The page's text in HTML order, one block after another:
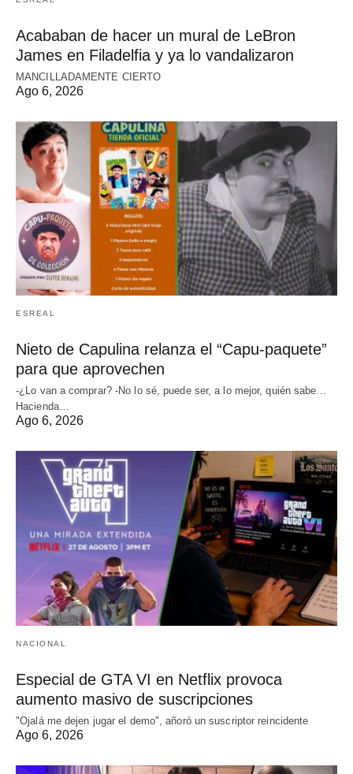
Acababan de hacer un mural de LeBron
James en Filadelfia y ya lo vandalizaron
MANCILLADAMENTE CIERTO
Ago 6, 2026
ESREAL
Nieto de Capulina relanza el “Capu-paquete”
para que aprovechen
-¿Lo van a comprar? -No lo sé, puede ser, a lo mejor, quién sabe...
Hacienda…
Ago 6, 2026
NACIONAL
Especial de GTA VI en Netflix provoca
aumento masivo de suscripciones
"Ojalá me dejen jugar el demo", añoró un suscriptor reincidente
Ago 6, 2026